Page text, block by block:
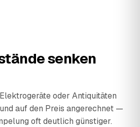
senken
oder Antiquitäten
auf den Preis angerechnet —
oft deutlich günstiger.